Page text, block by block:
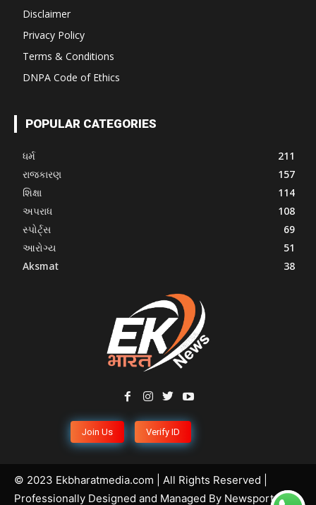
Disclaimer
Privacy Policy
Terms & Conditions
DNPA Code of Ethics
POPULAR CATEGORIES
ધર્મ
211
રાજકારણ
157
શિક્ષા
114
અપરાધ
108
સ્પોર્ટ્સ
69
આરોગ્ય
51
Aksmat
38
Join Us Verify ID
© 2023 Ekbharatmedia.com | All Rights Reserved |
Professionally Designed and Managed By Newsportal